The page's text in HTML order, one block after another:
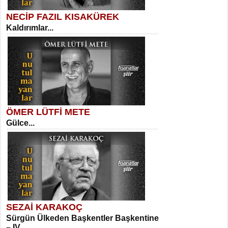
SELAHATTİN YILDIZ
İnsanın Zindanı...
MEHMET TAŞTAN
Vagon’da Bir Şairle...
SITKI CANEY
Meral Yağmur
Eski Bir Şiir...
Kadir Ünal
Ayağıma Dolanan Yokuş...
NECİP FAZIL KISAKÜREK
Kaldırımlar...
ÖMER LÜTFİ METE
Gülce...
SEZAİ KARAKOÇ
Sürgün Ülkeden Başkentler Başkentine